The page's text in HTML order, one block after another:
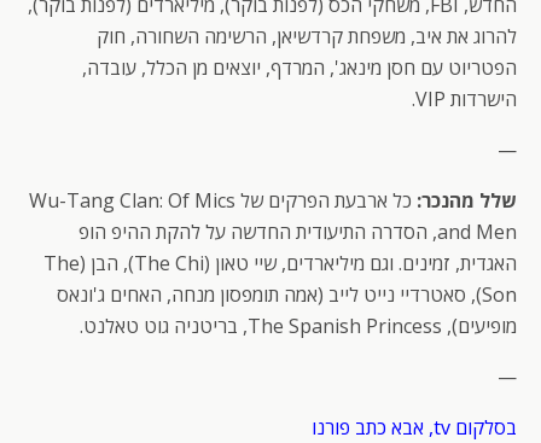
להרוג את איב, משפחת קרדשיאן, הרשימה השחורה, חוק
הפטריוט עם חסן מינאג', המרדף, יוצאים מן הכלל, עובדה,
הישרדות VIP.
—
שלל מהנכר:
כל ארבעת הפרקים של Wu-Tang Clan: Of Mics
and Men, הסדרה התיעודית החדשה על להקת ההיפ הופ
האגדית, זמינים. וגם מיליארדים, שיי טאון (The Chi), הבן (The
Son), סאטרדיי נייט לייב (אמה תומפסון מנחה, האחים ג'ונאס
מופיעים), The Spanish Princess, בריטניה גוט טאלנט.
—
בסלקום tv, אבא כתב פורנו